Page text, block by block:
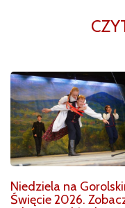
Niedziela na
Święcie 2026.